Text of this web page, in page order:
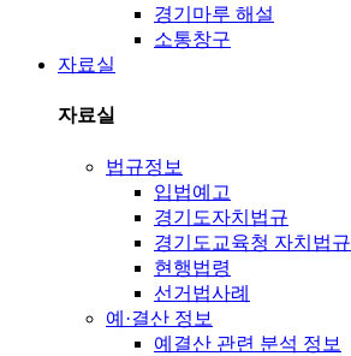
경기마루 해설
소통창구
자료실
자료실
법규정보
입법예고
경기도자치법규
경기도교육청 자치법규
현행법령
선거법사례
예·결산 정보
예결산 관련 분석 정보